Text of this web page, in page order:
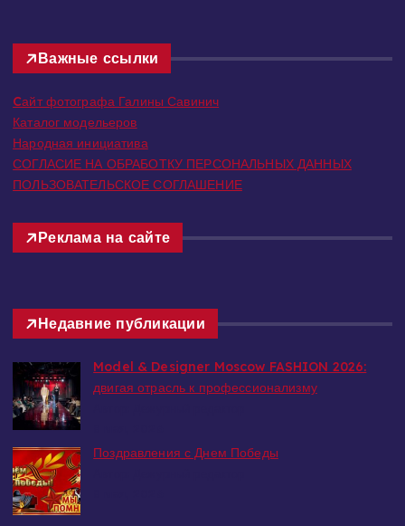
Важные ссылки
Cайт фотографа Галины Савинич
Каталог модельеров
Народная инициатива
СОГЛАСИЕ НА ОБРАБОТКУ ПЕРСОНАЛЬНЫХ ДАННЫХ
ПОЛЬЗОВАТЕЛЬСКОЕ СОГЛАШЕНИЕ
Реклама на сайте
Недавние публикации
Model & Designer Moscow FASHION 2026:
двигая отрасль к профессионализму
Поздравления с Днем Победы